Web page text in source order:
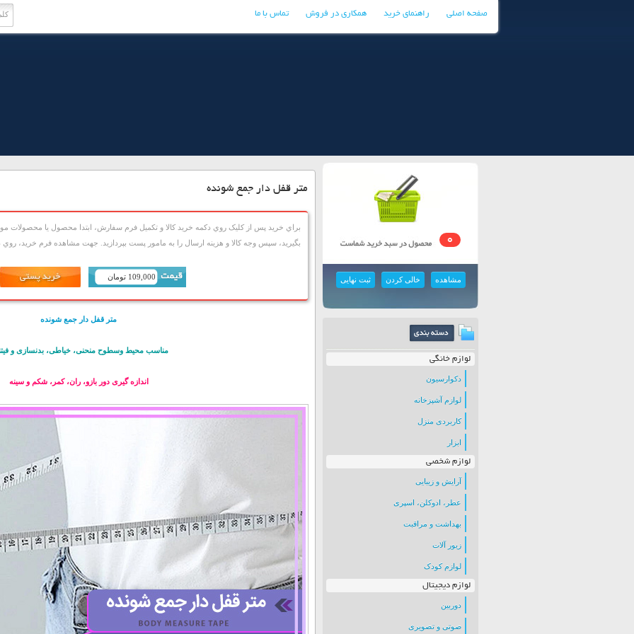
صفحه اصلی راهنمای خرید همکاری در فروش تماس با ما
0
مشاهده خالی کردن ثبت نهایی
لوازم خانگی
دکوارسیون
لوازم آشپزخانه
کاربردی منزل
ابزار
لوازم شخصی
آرایش و زیبایی
عطر، ادوکلن، اسپری
بهداشت و مراقبت
زیور آلات
لوازم کودک
لوازم دیجیتال
دوربین
صوتی و تصویری
متر قفل دار جمع شونده
براي خريد پس از کليک روي دکمه خريد کالا و تکميل فرم سفارش، ابتدا محصول يا محصولات
بگيريد، سپس وجه کالا و هزينه ارسال را به مامور پست بپردازيد. جهت مشاهده فرم خريد، روي
109,000 تومان
متر قفل دار جمع شونده
مناسب محیط وسطوح منحنی، خیاطی، بدنسازی و
اندازه گیری دور بازو، ران، کمر، شکم و سینه